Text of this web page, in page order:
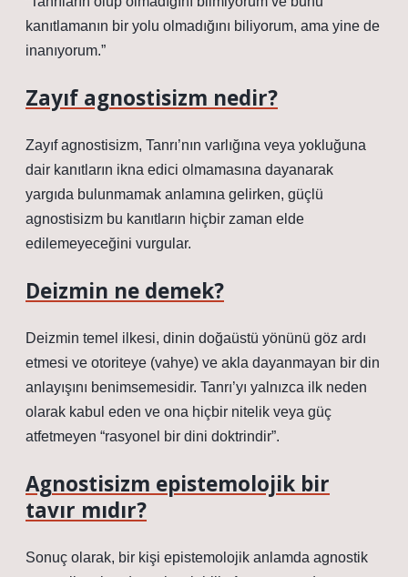
kanıtlamanın bir yolu olmadığını biliyorum, ama yine de
inanıyorum.”
Zayıf agnostisizm nedir?
Zayıf agnostisizm, Tanrı’nın varlığına veya yokluğuna
dair kanıtların ikna edici olmamasına dayanarak
yargıda bulunmamak anlamına gelirken, güçlü
agnostisizm bu kanıtların hiçbir zaman elde
edilemeyeceğini vurgular.
Deizmin ne demek?
Deizmin temel ilkesi, dinin doğaüstü yönünü göz ardı
etmesi ve otoriteye (vahye) ve akla dayanmayan bir din
anlayışını benimsemesidir. Tanrı’yı ​​yalnızca ilk neden
olarak kabul eden ve ona hiçbir nitelik veya güç
atfetmeyen “rasyonel bir dini doktrindir”.
Agnostisizm epistemolojik bir
tavır mıdır?
Sonuç olarak, bir kişi epistemolojik anlamda agnostik